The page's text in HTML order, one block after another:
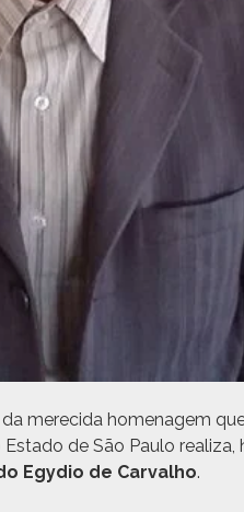
mere­ci­da hom­e­nagem
Esta­do de São Paulo real­iza,
Egy­dio de Car­val­ho.